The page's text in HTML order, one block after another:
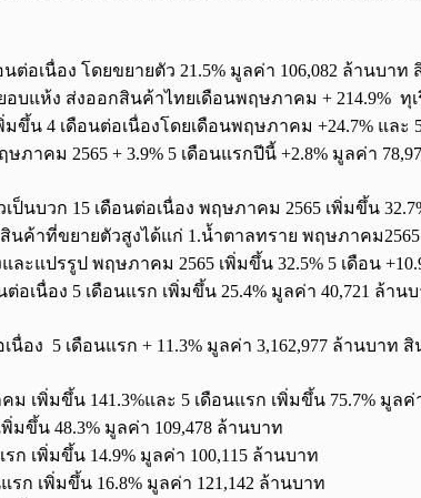
นต่อเนื่อง โดยขยายตัว 21.5% มูลค่า 106,082 ล้านบา
บแห้ง ส่งออกสินค้าไทยเดือนพฤษภาคม + 214.9% ทุ
ขึ้น 4 เดือนต่อเนื่องโดยเดือนพฤษภาคม +24.7% และ
ภาคม 2565 + 3.9% 5 เดือนแรกปีนี้ +2.8% มูลค่า
เป็นบวก 15 เดือนต่อเนื่อง พฤษภาคม 2565 เพิ่มขึ้น
นค้าที่ขยายตัวสูงได้แก่ 1.น้ำตาลทราย พฤษภาคม2565
ะแปรรูป พฤษภาคม 2565 เพิ่มขึ้น 32.5% 5 เดือน
อเนื่อง 5 เดือนแรก เพิ่มขึ้น 25.4% มูลค่า 40,721 ล้าน
นื่อง 5 เดือนแรก + 11.3% มูลค่า 3,162,977 ล้านบาท
เพิ่มขึ้น 141.3%และ 5 เดือนแรก เพิ่มขึ้น 75.7% มูล
ขึ้น 48.3% มูลค่า 109,478 ล้านบาท
เพิ่มขึ้น 14.9% มูลค่า 100,115 ล้านบาท
ก เพิ่มขึ้น 16.8% มูลค่า 121,142 ล้านบาท